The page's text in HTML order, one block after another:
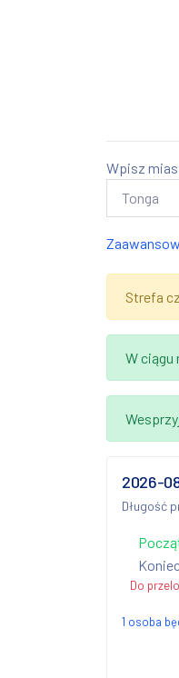
Wpisz
Strefa
W ciągu
2026-
Długość
Do
1 osoba